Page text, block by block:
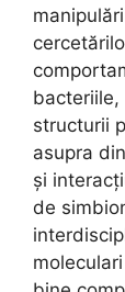
bacteriile,
structurii
asupra
și
de